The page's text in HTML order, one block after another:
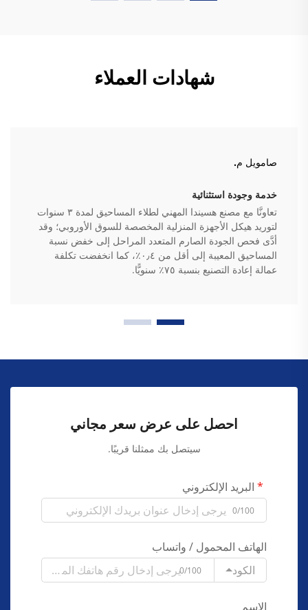
شهادات العملاء
صامويل م.
خدمة وجودة استثنائية
تعاونَّا مع مصنع هسيندا المهني لطلاء المساحيق لمدة ٣ سنوات
لتوريد هيكل الأجهزة المنزلية المخصصة للسوق الأوروبي؛ وقد
أدَّى فحص الجودة الصارم المتعدد المراحل إلى خفض نسبة
المساحيق المعيبة إلى أقل من ٠٫٤٪، كما انخفضت تكلفة
عمالة إعادة التصنيع بنسبة ٧٥٪ سنويًّا.
احصل على عرض سعر مجاني
سيتصل بك ممثلنا قريبًا.
البريد الإلكتروني
0/100
الهاتف المحمول / واتساب
الكود
0/100
الاسم